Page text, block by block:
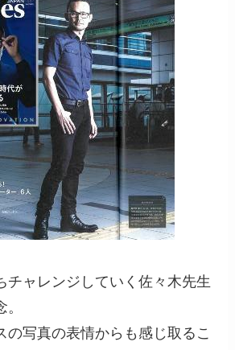
チャレンジしていく佐々木先生
の写真の表情からも感じ取るこ